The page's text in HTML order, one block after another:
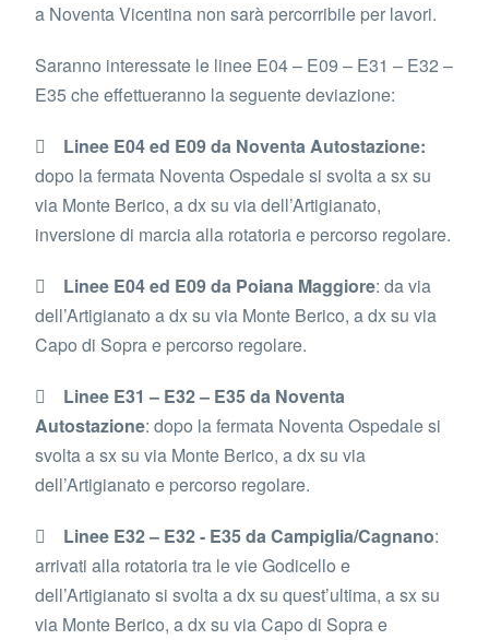
a Noventa Vicentina non sarà percorribile per lavori.
Saranno interessate le linee E04 – E09 – E31 – E32 –
E35 che effettueranno la seguente deviazione:
 Linee E04 ed E09 da Noventa Autostazione:
dopo la fermata Noventa Ospedale si svolta a sx su
via Monte Berico, a dx su via dell’Artigianato,
inversione di marcia alla rotatoria e percorso regolare.
 Linee E04 ed E09 da Poiana Maggiore: da via
dell’Artigianato a dx su via Monte Berico, a dx su via
Capo di Sopra e percorso regolare.
 Linee E31 – E32 – E35 da Noventa
Autostazione: dopo la fermata Noventa Ospedale si
svolta a sx su via Monte Berico, a dx su via
dell’Artigianato e percorso regolare.
 Linee E32 – E32 - E35 da Campiglia/Cagnano:
arrivati alla rotatoria tra le vie Godicello e
dell’Artigianato si svolta a dx su quest’ultima, a sx su
via Monte Berico, a dx su via Capo di Sopra e